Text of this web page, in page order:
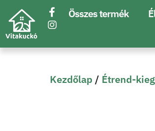
Összes termék
Kezdőlap / Étrend-